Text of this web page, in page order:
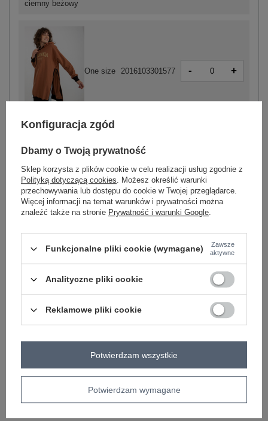
ciemny beżowy
One size 2016103301577 - +
One size 2016103301539 -
Zobacz wszystkie kolory (+2)
skład materiału : 70% bawełna, 25% poliester, 5%
sposób prania : pranie ręczne
Konfiguracja zgód
Dbamy o Twoją prywatność
Sklep korzysta z plików cookie w celu realizacji usług zgodnie z
Polityką dotyczącą cookies. Możesz określić warunki
przechowywania lub dostępu do cookie w Twojej przeglądarce.
Więcej informacji na temat warunków i prywatności można
znaleźć także na stronie Prywatność i warunki Google.
Funkcjonalne pliki cookie (wymagane)
Zawsze
aktywne
Analityczne pliki cookie
Reklamowe pliki cookie
Potwierdzam wymagane
Potwierdzam wszystkie